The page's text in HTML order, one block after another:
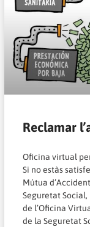
Reclamar
Oficina virtual
Si no estàs
Mútua
Seguretat
de l’Oficina
de la Seguretat